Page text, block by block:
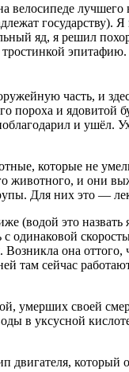
государству).
яд, я решил
часть, и
пороха и
и ушёл.
которые не
и они
Для них это —
это назвать
она
там сейчас
умерших своей
уксусной
двигателя,